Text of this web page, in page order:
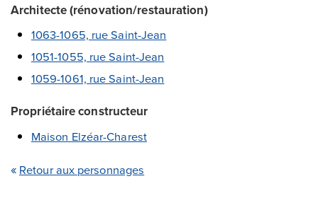
Architecte (rénovation/restauration)
1063-1065, rue Saint-Jean
1051-1055, rue Saint-Jean
1059-1061, rue Saint-Jean
Propriétaire constructeur
Maison Elzéar-Charest
Retour aux personnages